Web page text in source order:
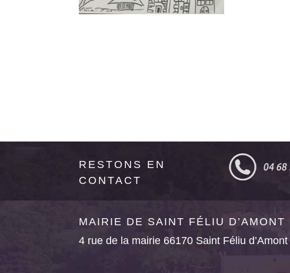
RESTONS EN
CONTACT
MAIRIE DE SAINT FÉLIU D’AMONT
4 rue de la mairie 66170 Saint Féliu d’Amont